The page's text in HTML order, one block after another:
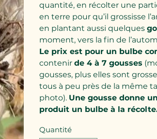
quantité, en récolter une
en terre pour qu’il grossisse
en plantant aussi quelques
moment, vers la fin de
Le prix est pour un bulbe
contenir de 4 à 7 gousses
gousses, plus elles sont
tous à peu près de la même
photo). Une gousse donne
produit un bulbe à la
Quantité